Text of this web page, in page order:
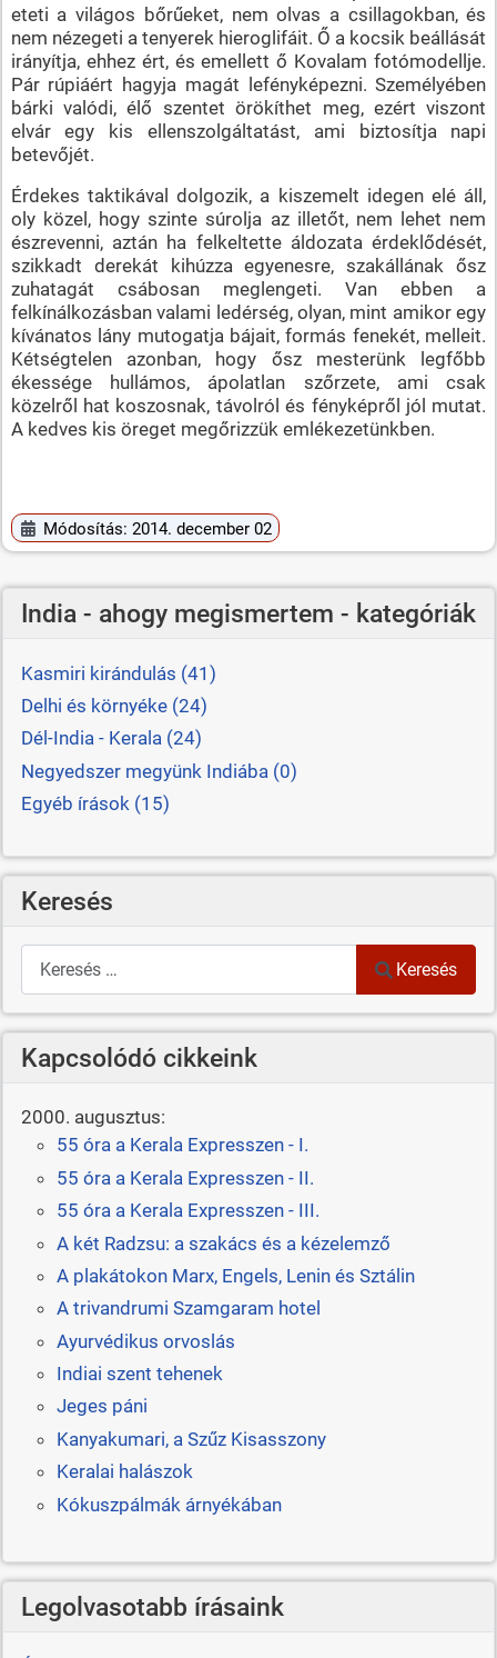
eteti a világos bőrűeket, nem olvas a csillagokban, és
nem nézegeti a tenyerek hieroglifáit. Ő a kocsik beállását
irányítja, ehhez ért, és emellett ő Kovalam fotómodellje.
Pár rúpiáért hagyja magát lefényképezni. Személyében
bárki valódi, élő szentet örökíthet meg, ezért viszont
elvár egy kis ellenszolgáltatást, ami biztosítja napi
betevőjét.
Érdekes taktikával dolgozik, a kiszemelt idegen elé áll,
oly közel, hogy szinte súrolja az illetőt, nem lehet nem
észrevenni, aztán ha felkeltette áldozata érdeklődését,
szikkadt derekát kihúzza egyenesre, szakállának ősz
zuhatagát csábosan meglengeti. Van ebben a
felkínálkozásban valami ledérség, olyan, mint amikor egy
kívánatos lány mutogatja bájait, formás fenekét, melleit.
Kétségtelen azonban, hogy ősz mesterünk legfőbb
ékessége hullámos, ápolatlan szőrzete, ami csak
közelről hat koszosnak, távolról és fényképről jól mutat.
A kedves kis öreget megőrizzük emlékezetünkben.
Módosítás: 2014. december 02
India - ahogy megismertem - kategóriák
Kasmiri kirándulás (41)
Delhi és környéke (24)
Dél-India - Kerala (24)
Negyedszer megyünk Indiába (0)
Egyéb írások (15)
Keresés
Keresés
Keresés
Kapcsolódó cikkeink
2000. augusztus:
55 óra a Kerala Expresszen - I.
55 óra a Kerala Expresszen - II.
55 óra a Kerala Expresszen - III.
A két Radzsu: a szakács és a kézelemző
A plakátokon Marx, Engels, Lenin és Sztálin
A trivandrumi Szamgaram hotel
Ayurvédikus orvoslás
Indiai szent tehenek
Jeges páni
Kanyakumari, a Szűz Kisasszony
Keralai halászok
Kókuszpálmák árnyékában
Legolvasotabb írásaink